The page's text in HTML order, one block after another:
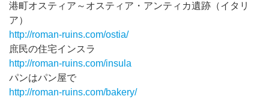
港町オスティア～オスティア・アンティカ遺跡（イタリ
ア）
http://roman-ruins.com/ostia/
庶民の住宅インスラ
http://roman-ruins.com/insula
パンはパン屋で
http://roman-ruins.com/bakery/